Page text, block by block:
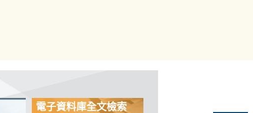
電子資料庫全文檢索